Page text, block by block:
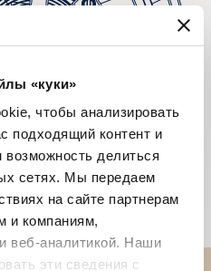
«куки»
чтобы анализировать
подходящий контент и
возможность делиться
сетях. Мы передаем
на сайте партнерам
и компаниям,
веб-аналитикой. Наши
эти сведения с